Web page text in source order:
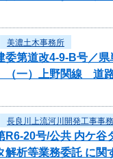
美濃土木事務所
委第道改4-9-B号／
一）上野関線 道
長良川上流河川開発工事事
R6-20号/公共 内ケ谷
解析等業務委託 に関